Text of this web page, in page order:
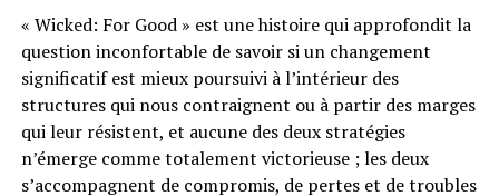
« Wicked: For Good » est une histoire qui approfondit la
question inconfortable de savoir si un changement
significatif est mieux poursuivi à l’intérieur des
structures qui nous contraignent ou à partir des marges
qui leur résistent, et aucune des deux stratégies
n’émerge comme totalement victorieuse ; les deux
s’accompagnent de compromis, de pertes et de troubles